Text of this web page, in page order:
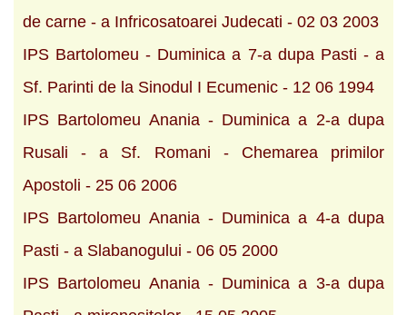
de carne - a Infricosatoarei Judecati - 02 03 2003
IPS Bartolomeu - Duminica a 7-a dupa Pasti - a
Sf. Parinti de la Sinodul I Ecumenic - 12 06 1994
IPS Bartolomeu Anania - Duminica a 2-a dupa
Rusali - a Sf. Romani - Chemarea primilor
Apostoli - 25 06 2006
IPS Bartolomeu Anania - Duminica a 4-a dupa
Pasti - a Slabanogului - 06 05 2000
IPS Bartolomeu Anania - Duminica a 3-a dupa